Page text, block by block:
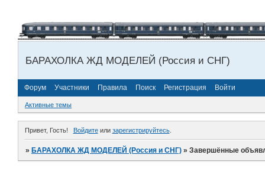
БАРАХОЛКА ЖД МОДЕЛЕЙ (Россия и СНГ)
Форум Участники Правила Поиск Регистрация Войти
Активные темы
Привет, Гость! Войдитеили зарегистрируйтесь.
» БАРАХОЛКА ЖД МОДЕЛЕЙ (Россия и СНГ) »Завершённые